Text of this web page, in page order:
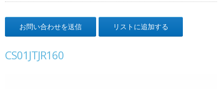
お問い合わせを送信 リストに追加する
CS01JTJR160